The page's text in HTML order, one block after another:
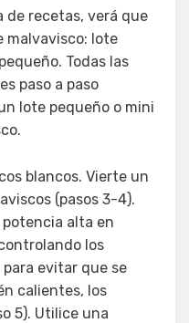
de recetas, verá que
malvavisco: lote
Todas las
paso a paso
lote pequeño o mini
blancos. Vierte un
(pasos 3-4).
alta en
los
evitar que se
calientes, los
5). Utilice una